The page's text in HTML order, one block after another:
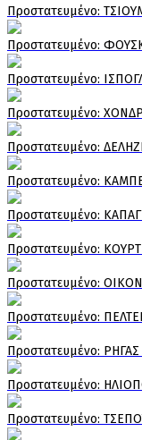
Πρoστατευμένο:
Πρoστατευμένο:
Πρoστατευμένο:
Πρoστατευμένο:
Πρoστατευμένο:
Πρoστατευμένο:
Πρoστατευμένο:
Πρoστατευμένο:
Πρoστατευμένο:
Πρoστατευμένο:
Πρoστατευμένο:
Πρoστατευμένο:
Πρoστατευμένο: